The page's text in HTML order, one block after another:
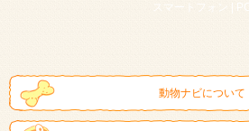
スマートフォン | PC
動物ナビについて